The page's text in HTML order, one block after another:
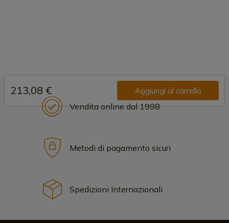
213,08 € Aggiungi al carrello
Vendita online dal 1998
Metodi di pagamento sicuri
Spedizioni Internazionali